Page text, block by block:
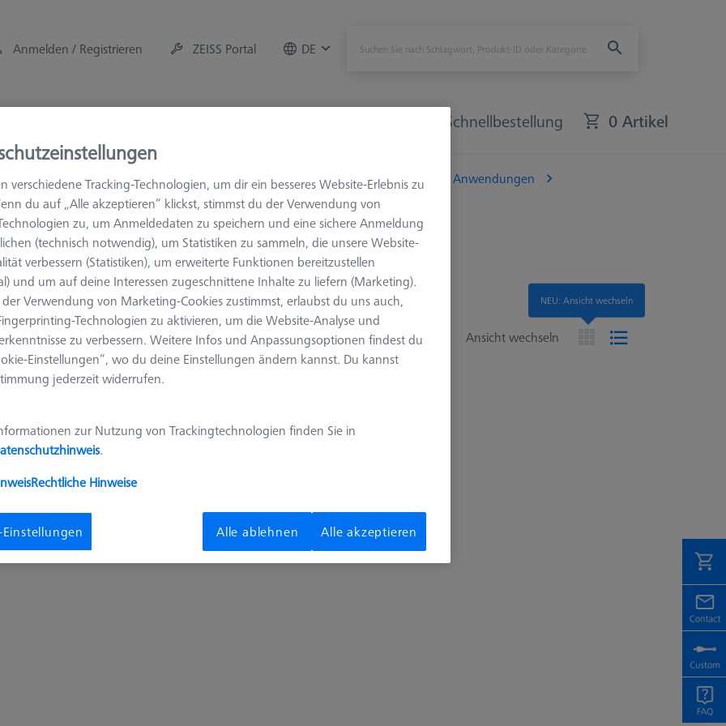
Anmelden / Registrieren ZEISS Portal DE
Schnellbestellung 0 Artikel
Aufspannmittel Taktile Anwendungen
OmniFix für optisch-taktile Anwendungen
Ansicht wechseln
Ergebnisse sortieren
Empfohlen
NEU: Ansicht wechseln
verschiedene Tracking-Technologien, um dir ein besseres Website-Erlebnis zu
du auf „Alle akzeptieren“ klickst, stimmst du der Verwendung von
zu, um Anmeldedaten zu speichern und eine sichere Anmeldung
(technisch notwendig), um Statistiken zu sammeln, die unsere Website-
verbessern (Statistiken), um erweiterte Funktionen bereitzustellen
und um auf deine Interessen zugeschnittene Inhalte zu liefern (Marketing).
Verwendung von Marketing-Cookies zustimmst, erlaubst du uns auch,
Technologien zu aktivieren, um die Website-Analyse und
zu verbessern. Weitere Infos und Anpassungsoptionen findest du
Einstellungen“, wo du deine Einstellungen ändern kannst. Du kannst
jederzeit widerrufen.
zur Nutzung von Trackingtechnologien finden Sie in
.
Rechtliche Hinweise
Alle ablehnen Alle akzeptieren